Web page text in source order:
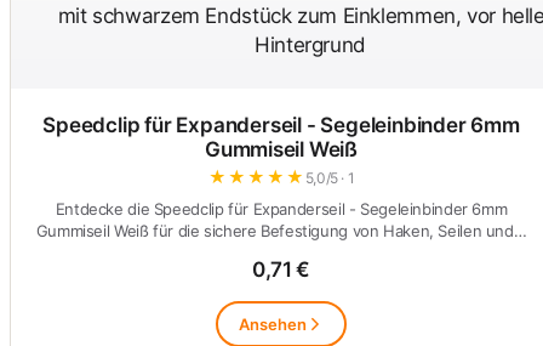
Speedclip für Expanderseil - Segeleinbinder 6mm
Gummiseil Weiß
★ ★ ★ ★ ★ 5,0/5 · 1
Entdecke die Speedclip für Expanderseil - Segeleinbinder 6mm
Gummiseil Weiß für die sichere Befestigung von Haken, Seilen und…
0,71 €
Ansehen